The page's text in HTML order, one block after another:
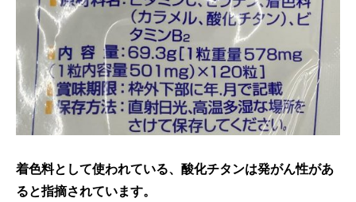
着色料として使われている、酸化チタンは発がん性があ
ると指摘されています。